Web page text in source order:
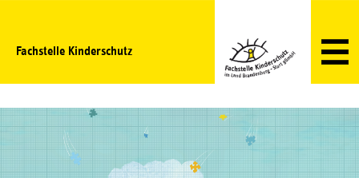
Fachstelle Kinderschutz